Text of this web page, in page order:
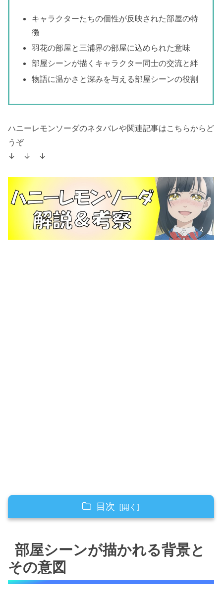
キャラクターたちの個性が反映された部屋の特
徴
羽花の部屋と三浦界の部屋に込められた意味
部屋シーンが描くキャラクター同士の交流と絆
物語に温かさと深みを与える部屋シーンの役割
ハニーレモンソーダのネタバレや関連記事はこちらからど
うぞ
↓ ↓ ↓
目次
キャラクターの個性を表す空間演出
部屋シーンが物語にもたらすリアリティ
羽花の部屋：等身大の高校生らしさ
部屋シーンが描かれる背景と
その意図